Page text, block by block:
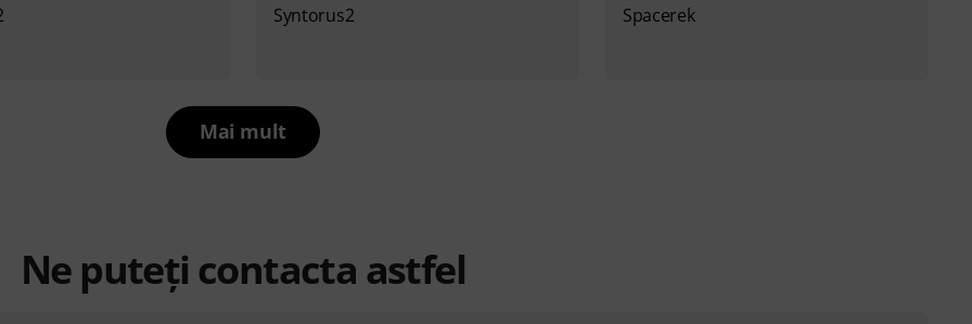
Syntorus2
Spacerek
Mai mult
Ne puteți contacta astfel